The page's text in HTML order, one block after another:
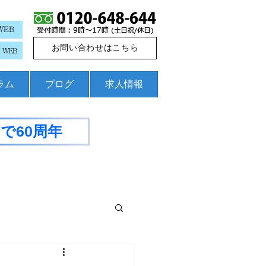
WEB お問い合わせはこちら
ム ブログ 求人情報
60周年